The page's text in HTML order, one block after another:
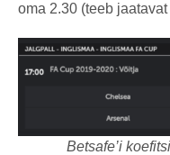
oma 2.30 (teeb
Betsafe’i